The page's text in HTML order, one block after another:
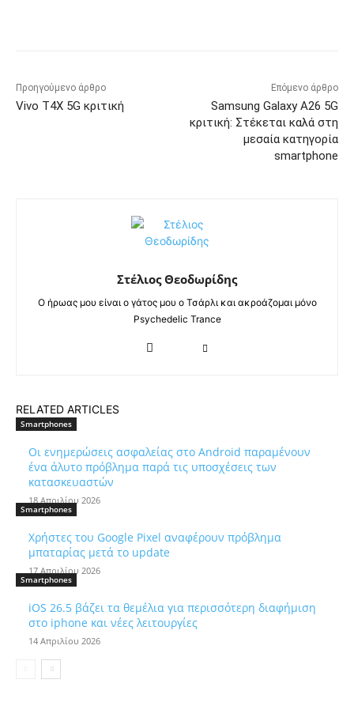
Προηγούμενο άρθρο
Vivo T4X 5G κριτική
Επόμενο άρθρο
Samsung Galaxy A26 5G
κριτική: Στέκεται καλά στη
μεσαία κατηγορία
smartphone
Στέλιος Θεοδωρίδης
Ο ήρωας μου είναι ο γάτος μου ο Τσάρλι και ακροάζομαι μόνο
Psychedelic Trance
RELATED ARTICLES
Smartphones
Οι ενημερώσεις ασφαλείας στο Android παραμένουν
ένα άλυτο πρόβλημα παρά τις υποσχέσεις των
κατασκευαστών
18 Απριλίου 2026
Smartphones
Χρήστες του Google Pixel αναφέρουν πρόβλημα
μπαταρίας μετά το update
17 Απριλίου 2026
Smartphones
iOS 26.5 βάζει τα θεμέλια για περισσότερη διαφήμιση
στο iphone και νέες λειτουργίες
14 Απριλίου 2026